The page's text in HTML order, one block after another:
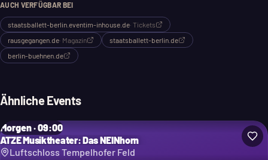
AUCH VERFÜGBAR BEI
staatsballett-berlin.eventim-inhouse.de· Tickets
rausgegangen.de· Magazin
staatsballett-berlin.de
berlin-buehnen.de
Ähnliche Events
Morgen · 09:00
ATZE Musiktheater: Das NEINhorn
Luftschloss Tempelhofer Feld